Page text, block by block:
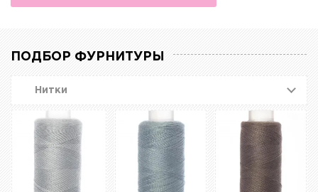
ПОДБОР ФУРНИТУРЫ
Нитки